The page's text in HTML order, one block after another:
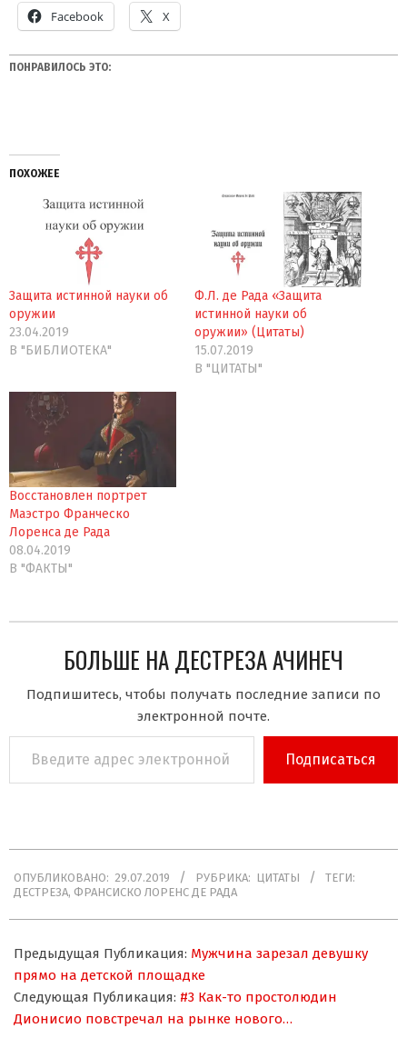
Facebook X
ПОНРАВИЛОСЬ ЭТО:
ПОХОЖЕЕ
Защита истинной науки об
оружии
23.04.2019
В "БИБЛИОТЕКА"
Ф.Л. де Рада «Защита
истинной науки об
оружии» (Цитаты)
15.07.2019
В "ЦИТАТЫ"
Восстановлен портрет
Маэстро Франческо
Лоренса де Рада
08.04.2019
В "ФАКТЫ"
БОЛЬШЕ НА ДЕСТРЕЗА АЧИНЕЧ
Подпишитесь, чтобы получать последние записи по
электронной почте.
адрес
электронной
Подписаться
07-
29
ОПУБЛИКОВАНО: 29.07.2019 РУБРИКА: ЦИТАТЫ
ТЕГИ:
ДЕСТРЕЗА, ФРАНСИСКО ЛОРЕНС ДЕ РАДА
Предыдущая Публикация: Мужчина зарезал девушку
прямо на детской площадке
Следующая Публикация: #3 Как-то простолюдин
Дионисио повстречал на рынке нового…